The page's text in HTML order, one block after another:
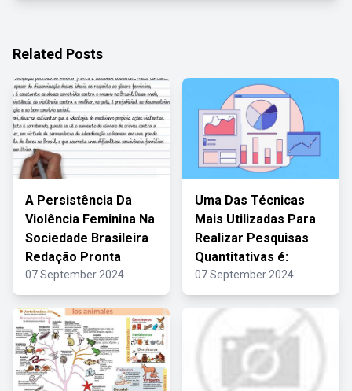
Related Posts
A Persistência Da
Violência Feminina Na
Sociedade Brasileira
Redação Pronta
07 September 2024
Uma Das Técnicas
Mais Utilizadas Para
Realizar Pesquisas
Quantitativas é:
07 September 2024